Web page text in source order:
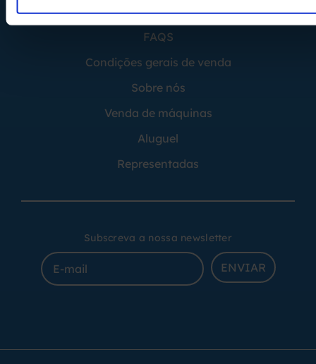
FAQS
Condições gerais de venda
Sobre nós
Venda de máquinas
Aluguel
Representadas
Subscreva a nossa newsletter
ENVIAR